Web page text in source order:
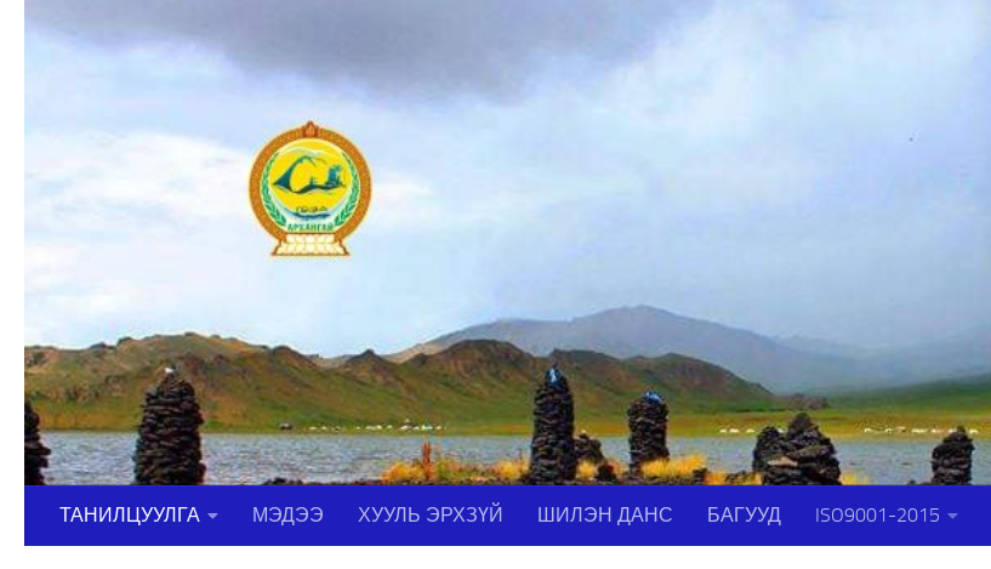
Skip to content
ТАНИЛЦУУЛГА МЭДЭЭ ХУУЛЬ ЭРХЗҮЙ ШИЛЭН ДАНС БАГУУД ISO9001-2015